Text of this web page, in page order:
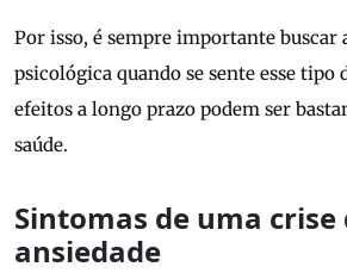
Por isso, é sempre importante buscar
psicológica quando se sente esse tipo
efeitos a longo prazo podem ser
saúde.
Sintomas de uma crise
ansiedade